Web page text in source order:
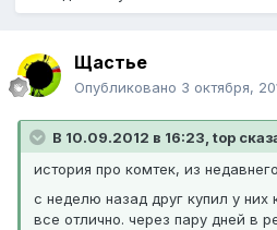
Щастье
Опубликовано 3 октября,
В 10.09.2012 в 16:23, top
история про комтек, из
с неделю назад друг купил у них
все отлично. через пару дней в